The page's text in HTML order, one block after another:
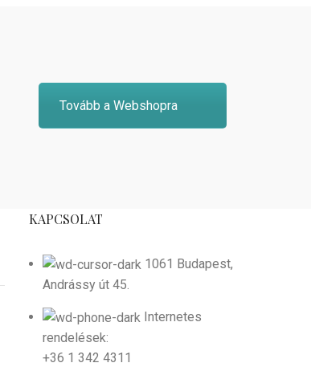
Tovább a Webshopra
KAPCSOLAT
1061 Budapest,
Andrássy út 45.
Internetes
rendelések:
+36 1 342 4311